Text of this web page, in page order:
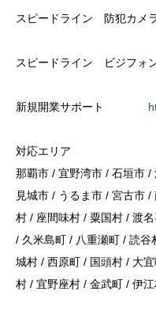
スピードライン 防犯カメ
スピードライン ビジフォ
新規開業サポート
対応エリア
那覇市 / 宜野湾市 / 石垣市
見城市 / うるま市 / 宮古市
村 / 座間味村 / 粟国村 / 渡
/ 久米島町 / 八重瀬町 / 読
城村 / 西原町 / 国頭村 / 大
村 / 宜野座村 / 金武町 / 伊